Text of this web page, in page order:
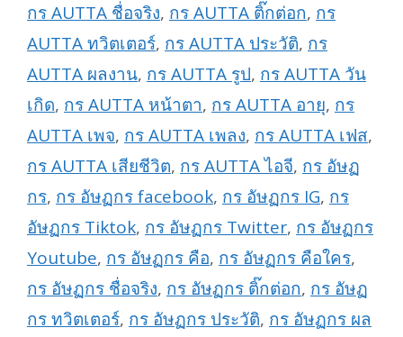
กร AUTTA ชื่อจริง, กร AUTTA ติ๊กต่อก, กร
AUTTA ทวิตเตอร์, กร AUTTA ประวัติ, กร
AUTTA ผลงาน, กร AUTTA รูป, กร AUTTA วัน
เกิด, กร AUTTA หน้าตา, กร AUTTA อายุ, กร
AUTTA เพจ, กร AUTTA เพลง, กร AUTTA เฟส,
กร AUTTA เสียชีวิต, กร AUTTA ไอจี, กร อัษฏ
กร, กร อัษฏกร facebook, กร อัษฏกร IG, กร
อัษฏกร Tiktok, กร อัษฏกร Twitter, กร อัษฏกร
Youtube, กร อัษฏกร คือ, กร อัษฏกร คือใคร,
กร อัษฏกร ชื่อจริง, กร อัษฏกร ติ๊กต่อก, กร อัษฏ
กร ทวิตเตอร์, กร อัษฏกร ประวัติ, กร อัษฏกร ผล